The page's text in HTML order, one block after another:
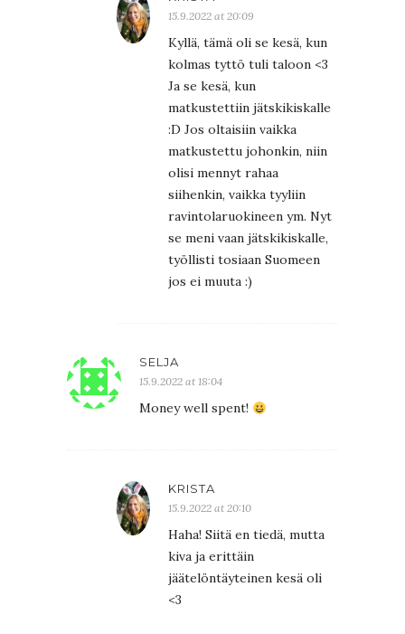
15.9.2022 at 20:09
Kyllä, tämä oli se kesä, kun
kolmas tyttö tuli taloon <3
Ja se kesä, kun
matkustettiin jätskikiskalle
:D Jos oltaisiin vaikka
matkustettu johonkin, niin
olisi mennyt rahaa
siihenkin, vaikka tyyliin
ravintolaruokineen ym. Nyt
se meni vaan jätskikiskalle,
työllisti tosiaan Suomeen
jos ei muuta :)
SELJA
15.9.2022 at 18:04
Money well spent!
KRISTA
15.9.2022 at 20:10
Haha! Siitä en tiedä, mutta
kiva ja erittäin
jäätelöntäyteinen kesä oli
<3